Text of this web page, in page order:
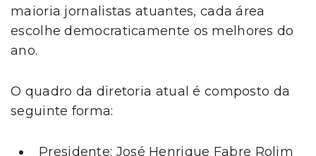
maioria jornalistas atuantes, cada área
escolhe democraticamente os melhores do
ano.
O quadro da diretoria atual é composto da
seguinte forma:
Presidente: José Henrique Fabre Rolim